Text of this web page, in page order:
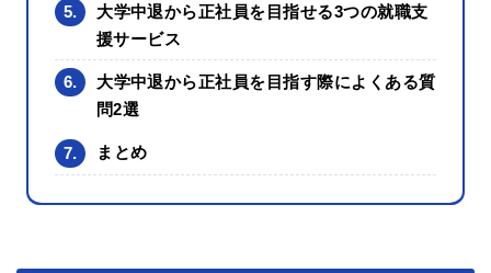
5.
大学中退から正社員を目指せる3つの就職支
援サービス
6.
大学中退から正社員を目指す際によくある質
問2選
7. まとめ